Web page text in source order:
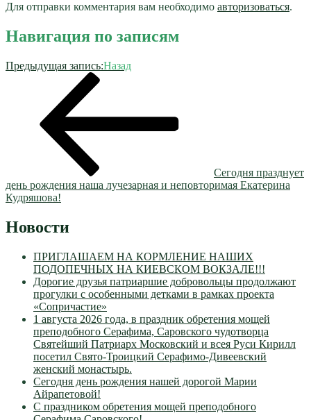
Для отправки комментария вам необходимо авторизоваться.
Навигация по записям
Предыдущая запись:Назад
Сегодня празднует
день рождения наша лучезарная и неповторимая Екатерина
Кудряшова!
Новости
ПРИГЛАШАЕМ НА КОРМЛЕНИЕ НАШИХ
ПОДОПЕЧНЫХ НА КИЕВСКОМ ВОКЗАЛЕ!!!
Дорогие друзья патриаршие добровольцы продолжают
прогулки с особенными детками в рамках проекта
«Сопричастие»
1 августа 2026 года, в праздник обретения мощей
преподобного Серафима, Саровского чудотворца
Святейший Патриарх Московский и всея Руси Кирилл
посетил Свято-Троицкий Серафимо-Дивеевский
женский монастырь.
Сегодня день рождения нашей дорогой Марии
Айрапетовой!
С праздником обретения мощей преподобного